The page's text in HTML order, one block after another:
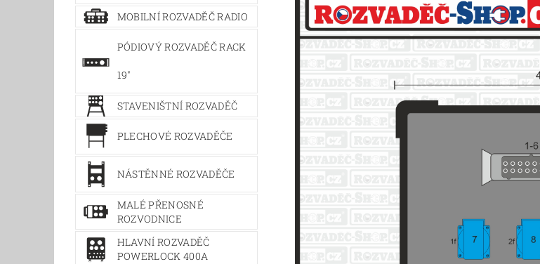
MOBILNÍ ROZVADĚČ RADIO
PÓDIOVÝ ROZVADĚČ RACK
19"
STAVENIŠTNÍ ROZVADĚČ
PLECHOVÉ ROZVADĚČE
NÁSTĚNNÉ ROZVADĚČE
MALÉ PŘENOSNÉ
ROZVODNICE
HLAVNÍ ROZVADĚČ
POWERLOCK 400A